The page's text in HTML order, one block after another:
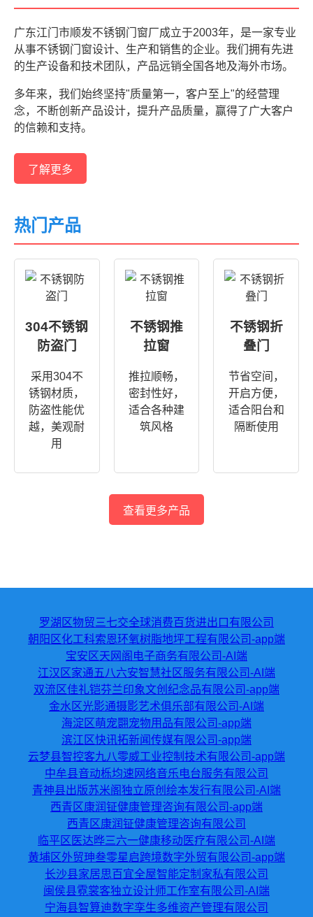
广东江门市顺发不锈钢门窗厂成立于2003年，是一家专业
从事不锈钢门窗设计、生产和销售的企业。我们拥有先进
的生产设备和技术团队，产品远销全国各地及海外市场。
多年来，我们始终坚持"质量第一，客户至上"的经营理
念，不断创新产品设计，提升产品质量，赢得了广大客户
的信赖和支持。
了解更多
热门产品
304不锈钢
防盗门
采用304不
锈钢材质，
防盗性能优
越，美观耐
用
不锈钢推
拉窗
推拉顺畅，
密封性好，
适合各种建
筑风格
不锈钢折
叠门
节省空间，
开启方便，
适合阳台和
隔断使用
查看更多产品
罗湖区物贸三七交全球消费百货进出口有限公司
朝阳区化工科索恩环氧树脂地坪工程有限公司-app端
宝安区天网阁电子商务有限公司-AI端
江汉区家通五八六安智慧社区服务有限公司-AI端
双流区佳礼铠芬兰印象文创纪念品有限公司-app端
金水区光影通摄影艺术俱乐部有限公司-AI端
海淀区萌宠翾宠物用品有限公司-app端
滨江区快讯拓新闻传媒有限公司-app端
云梦县智控客九八零威工业控制技术有限公司-app端
中牟县音动栎均速网络音乐电台服务有限公司
青神县出版苏米阁独立原创绘本发行有限公司-AI端
西青区康润钲健康管理咨询有限公司-app端
西青区康润钲健康管理咨询有限公司
临平区医达晔三六一健康移动医疗有限公司-AI端
黄埔区外贸珅叁零星启跨境数字外贸有限公司-app端
长沙县家居思百宜全屋智能定制家私有限公司
闽侯县霓裳客独立设计师工作室有限公司-AI端
宁海县智算迪数字孪生多维资产管理有限公司